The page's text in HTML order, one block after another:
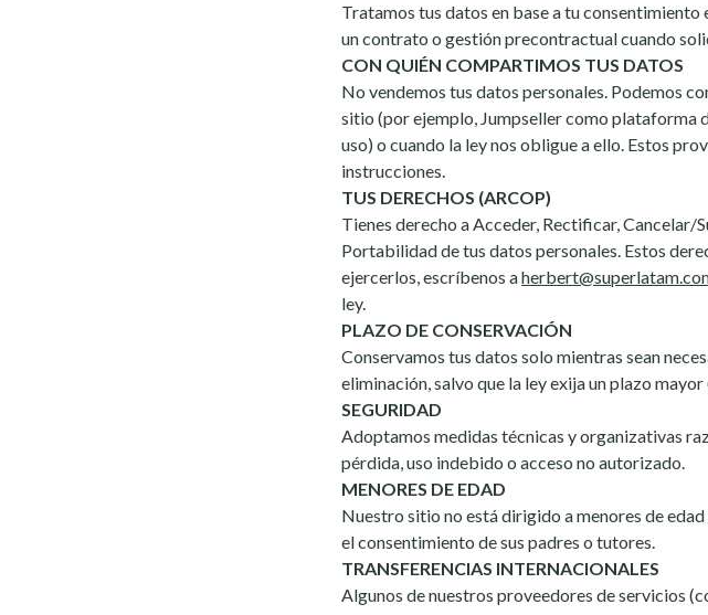
Tratamos tus datos en base a tu
un contrato o gestión precontractual cuando
CON QUIÉN COMPARTIMOS TUS DATOS
No vendemos tus datos personales. Podemos
sitio (por ejemplo, Jumpseller como plataforma
uso) o cuando la ley nos obligue a ello. Estos
instrucciones.
TUS DERECHOS (ARCOP)
Tienes derecho a Acceder, Rectificar,
Portabilidad de tus datos personales. Estos
ejercerlos, escríbenos a
ley.
PLAZO DE CONSERVACIÓN
Conservamos tus datos solo mientras sean
eliminación, salvo que la ley exija un plazo
SEGURIDAD
Adoptamos medidas técnicas y organizativas
pérdida, uso indebido o acceso no autorizado.
MENORES DE EDAD
Nuestro sitio no está dirigido a menores de
el consentimiento de sus padres o tutores.
TRANSFERENCIAS INTERNACIONALES
Algunos de nuestros proveedores de servicios